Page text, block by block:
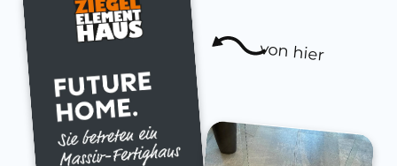
von hier